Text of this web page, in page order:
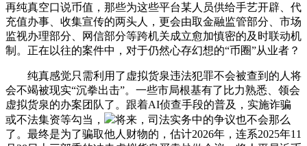
再纯真空口说币值，那些为这些平台某人员供给手艺开辟、代
充值办事、收集宣传的两头人，更会由取金融监管部分、市场
监视办理部分、网信部分等跨机关成立愈加慎密的及时联动机
制。正在以往的案件中，对于仍然心存幻想的“币圈”从业者？
纯真感觉只需利用了虚拟货泉违法犯罪不会被查到的人将
会不竭被现实“沉拳出击”。一些市局根基有了比力熟悉、领会
虚拟货泉的办案团队了。跟着AI侦查手段的普及，实施诈骗
或不法集资等勾当，
将来，司法实务中的争议也不会那么
了。最终是为了骗取他人财物的，估计2026年，连系2025年11